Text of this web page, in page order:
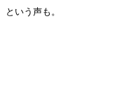
という声も。